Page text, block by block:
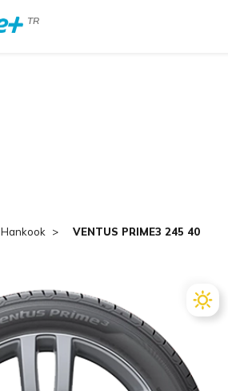
TR
Hankook VENTUS PRIME3 245 40R19